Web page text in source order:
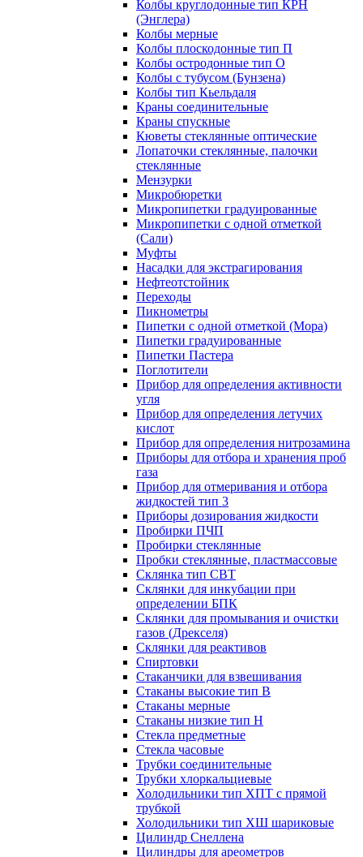
Колбы круглодонные тип КРН
(Энглера)
Колбы мерные
Колбы плоскодонные тип П
Колбы остродонные тип О
Колбы с тубусом (Бунзена)
Колбы тип Кьельдаля
Краны соединительные
Краны спускные
Кюветы стеклянные оптические
Лопаточки стеклянные, палочки
стеклянные
Мензурки
Микробюретки
Микропипетки градуированные
Микропипетки с одной отметкой
(Сали)
Муфты
Насадки для экстрагирования
Нефтеотстойник
Переходы
Пикнометры
Пипетки с одной отметкой (Мора)
Пипетки градуированные
Пипетки Пастера
Поглотители
Прибор для определения активности
угля
Прибор для определения летучих
кислот
Прибор для определения нитрозамина
Приборы для отбора и хранения проб
газа
Прибор для отмеривания и отбора
жидкостей тип 3
Приборы дозирования жидкости
Пробирки ПЧП
Пробирки стеклянные
Пробки стеклянные, пластмассовые
Склянка тип СВТ
Склянки для инкубации при
определении БПК
Склянки для промывания и очистки
газов (Дрекселя)
Склянки для реактивов
Спиртовки
Стаканчики для взвешивания
Стаканы высокие тип В
Стаканы мерные
Стаканы низкие тип Н
Стекла предметные
Стекла часовые
Трубки соединительные
Трубки хлоркальциевые
Холодильники тип ХПТ с прямой
трубкой
Холодильники тип ХШ шариковые
Цилиндр Снеллена
Цилиндры для ареометров